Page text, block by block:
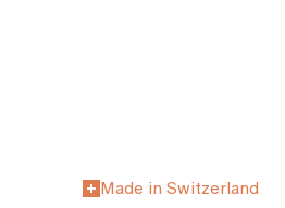
Made in Switzerland